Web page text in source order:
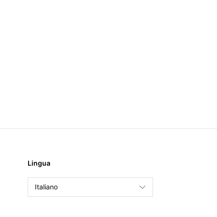
Lingua
Italiano
English